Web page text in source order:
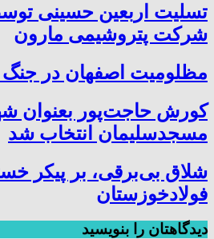
تسلیت اربعین حسینی
شرکت پتروشیمی مارون
مظلومیت اصفهان در
کورش حاجت‌پور بعنوان
مسجدسلیمان انتخاب شد
شلاق‌ بی‌برقی، بر پیکر
فولادخوزستان
دیدگاهتان را بنویسید